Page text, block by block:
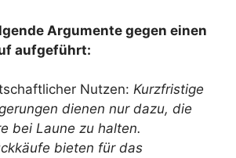
Argumente gegen einen
aufgeführt:
Nutzen: Kurzfristige
dienen nur dazu, die
bei Laune zu halten.
bieten für das